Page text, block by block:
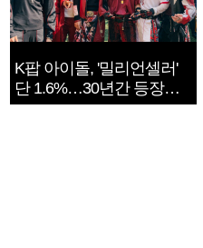
K팝 아이돌, '밀리언셀러'
단 1.6%…30년간 등장
1182개팀 전수조사